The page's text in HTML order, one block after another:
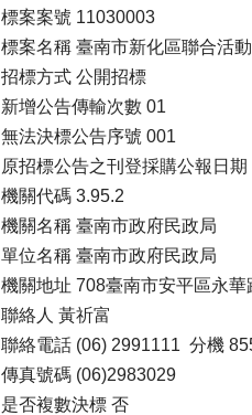
標案案號 11030003
標案名稱 臺南市新化區聯合活
招標方式 公開招標
新增公告傳輸次數 01
無法決標公告序號 001
原招標公告之刊登採購公報日
機關代碼 3.95.2
機關名稱 臺南市政府民政局
單位名稱 臺南市政府民政局
機關地址 708臺南市安平區永華
聯絡人 黃祈富
聯絡電話 (06) 2991111 分機
傳真號碼 (06)2983029
是否複數決標 否